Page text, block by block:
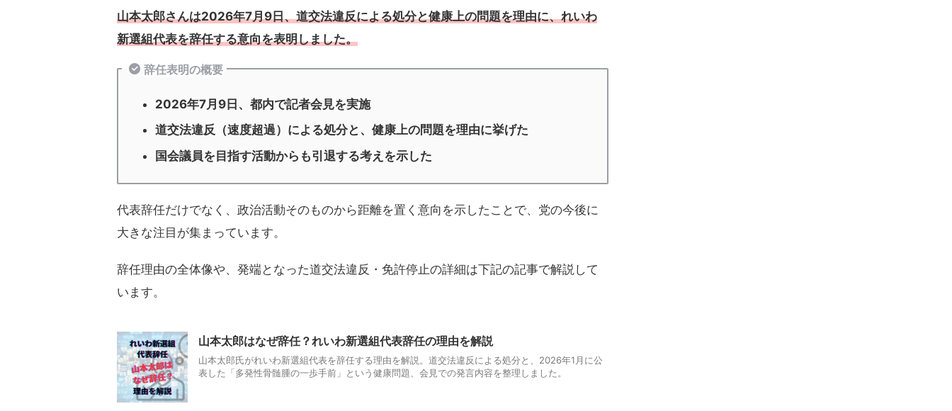
山本太郎さんは2026年7月9日、道交法違反による処分と健康上の問題を理由に、れいわ
新選組代表を辞任する意向を表明しました。
辞任表明の概要
2026年7月9日、都内で記者会見を実施
道交法違反（速度超過）による処分と、健康上の問題を理由に挙げた
国会議員を目指す活動からも引退する考えを示した
代表辞任だけでなく、政治活動そのものから距離を置く意向を示したことで、党の今後に
大きな注目が集まっています。
辞任理由の全体像や、発端となった道交法違反・免許停止の詳細は下記の記事で解説して
います。
山本太郎はなぜ辞任？れいわ新選組代表辞任の理由を解説
山本太郎氏がれいわ新選組代表を辞任する理由を解説。道交法違反による処分と、2026年1月に公
表した「多発性骨髄腫の一歩手前」という健康問題、会見での発言内容を整理しました。